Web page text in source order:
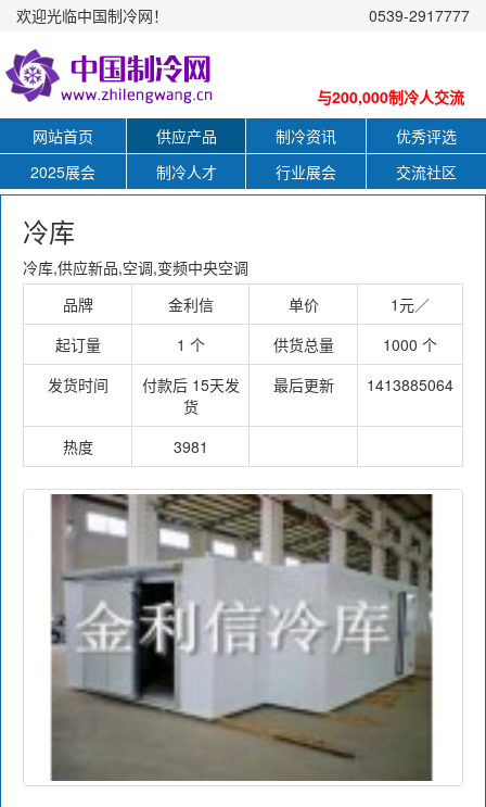
欢迎光临中国制冷网！ 0539-2917777
与200,000制冷人交流
网站首页
供应产品 制冷资讯
优秀评选
2025展会
制冷人才 行业展会 交流社区
冷库
冷库,供应新品,空调,变频中央空调
品牌
金利信 单价
1元／
起订量
1 个 供货总量
1000 个
发货时间
付款后 15天发
货
最后更新 1413885064
热度 3981